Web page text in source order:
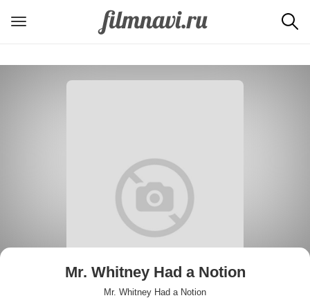
Mr. Whitney Had a Notion
Mr. Whitney Had a Notion